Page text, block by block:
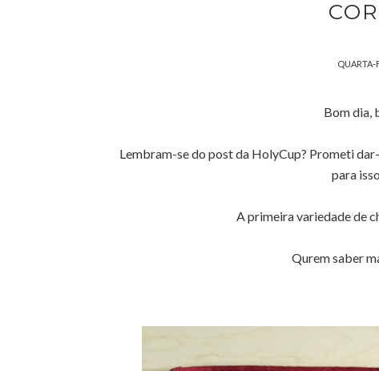
QUARTA-
Bom dia,
Lembram-se do post da HolyCup? Prometi
para
A primeira variedade de
Qurem saber